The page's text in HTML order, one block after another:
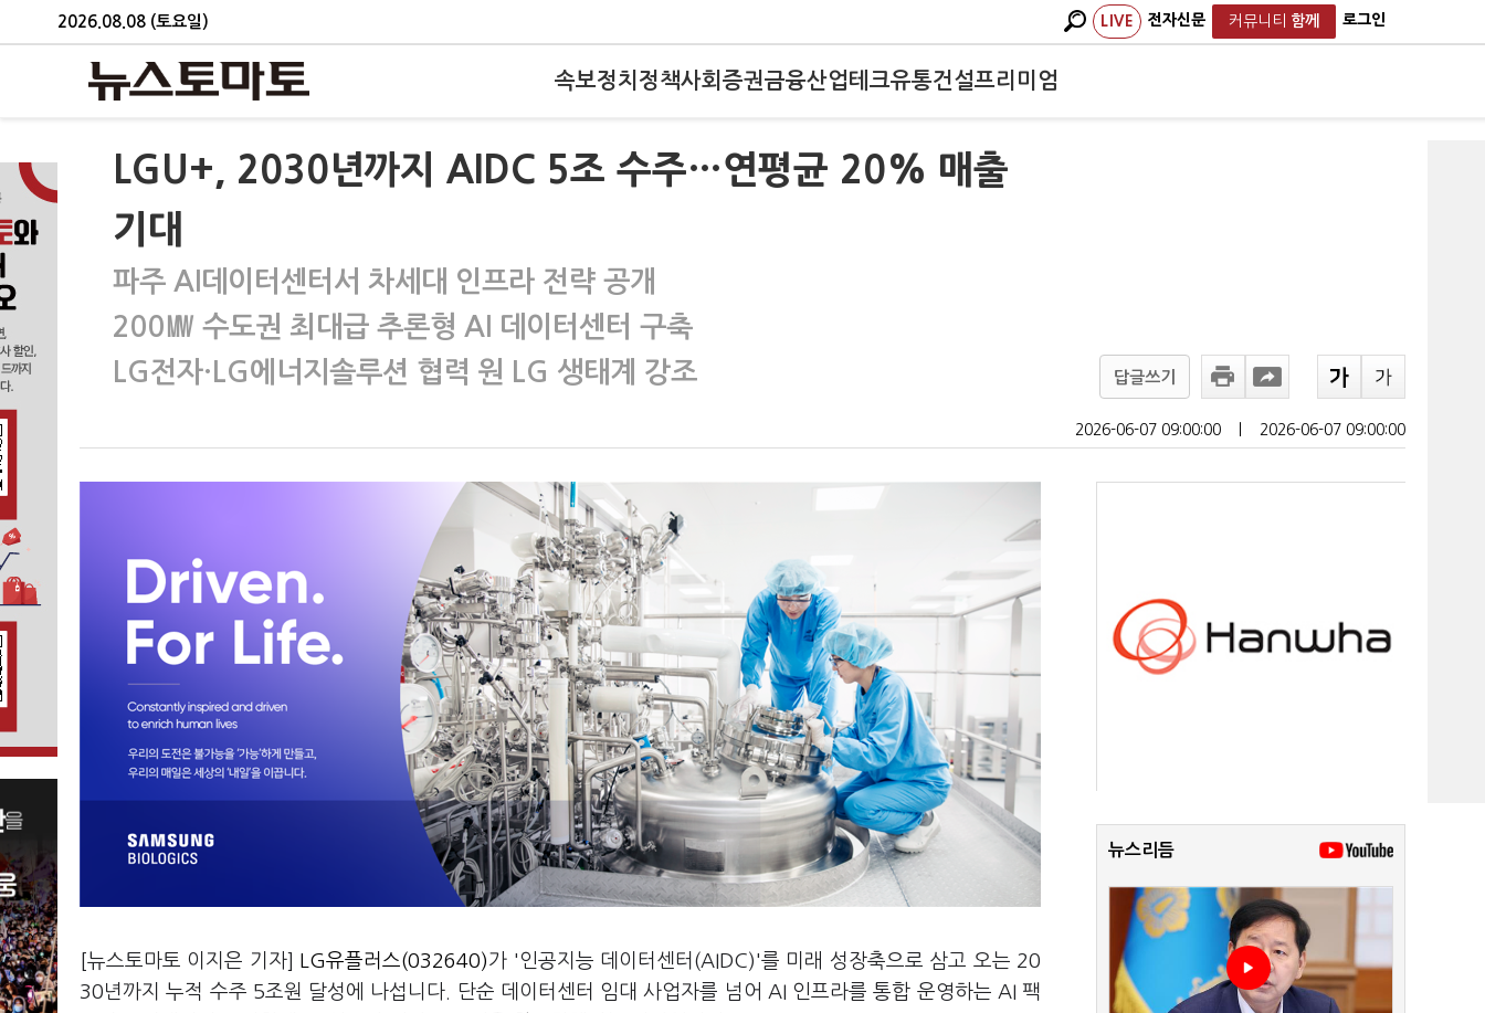
2026.08.08 (토요일) LIVE 전자신문 커뮤니티 함께 로그인
속보정치 정책사회 증권금융산업테크유통건설프리미엄
LGU+, 2030년까지 AIDC 5조 수주…연평균 20% 매출
기대
파주 AI데이터센터서 차세대 인프라 전략 공개
200㎿ 수도권 최대급 추론형 AI 데이터센터 구축
LG전자·LG에너지솔루션 협력 원 LG 생태계 강조
답글쓰기
2026-06-07 09:00:00 2026-06-07 09:00:00
[뉴스토마토 이지은 기자] LG유플러스(032640)가 '인공지능 데이터센터(AIDC)'를 미래 성장축으로 삼고 오는 20
30년까지 누적 수주 5조원 달성에 나섭니다. 단순 데이터센터 임대 사업자를 넘어 AI 인프라를 통합 운영하는 AI 팩
뉴스리듬